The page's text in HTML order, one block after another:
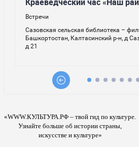
«WWW.КУЛЬТУРА.РФ – твой гид по культуре.
Узнайте больше об истории страны,
искусстве и культуре»